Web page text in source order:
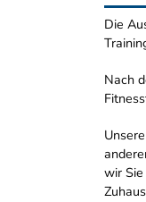
Die
Nach
wir